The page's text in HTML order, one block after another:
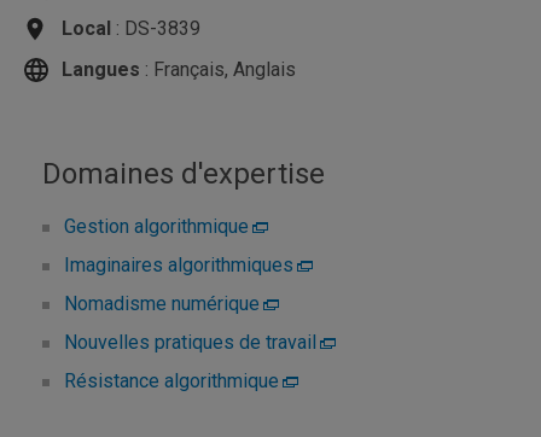
Local : DS-3839
Langues : Français, Anglais
Domaines d'expertise
Gestion algorithmique
Imaginaires algorithmiques
Nomadisme numérique
Nouvelles pratiques de travail
Résistance algorithmique